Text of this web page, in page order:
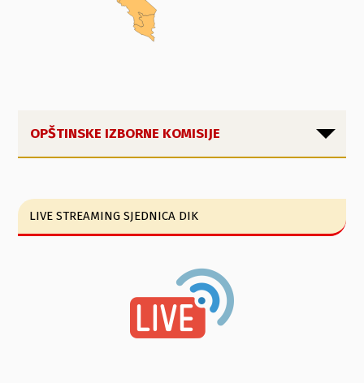
OPŠTINSKE IZBORNE KOMISIJE
LIVE STREAMING SJEDNICA DIK